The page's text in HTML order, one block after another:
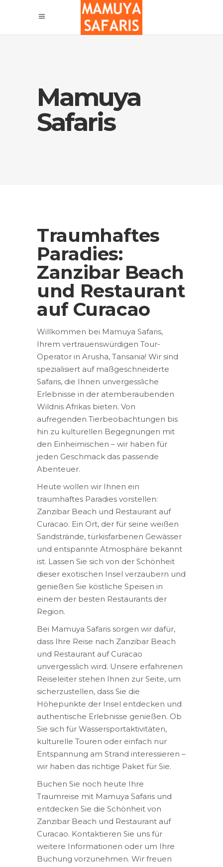
Mamuya
Safaris
Traumhaftes
Paradies:
Zanzibar Beach
und Restaurant
auf Curacao
Willkommen bei Mamuya Safaris,
Ihrem vertrauenswürdigen Tour-
Operator in Arusha, Tansania! Wir sind
spezialisiert auf maßgeschneiderte
Safaris, die Ihnen unvergessliche
Erlebnisse in der atemberaubenden
Wildnis Afrikas bieten. Von
aufregenden Tierbeobachtungen bis
hin zu kulturellen Begegnungen mit
den Einheimischen – wir haben für
jeden Geschmack das passende
Abenteuer.
Heute wollen wir Ihnen ein
traumhaftes Paradies vorstellen:
Zanzibar Beach und Restaurant auf
Curacao. Ein Ort, der für seine weißen
Sandstrände, türkisfarbenen Gewässer
und entspannte Atmosphäre bekannt
ist. Lassen Sie sich von der Schönheit
dieser exotischen Insel verzaubern und
genießen Sie köstliche Speisen in
einem der besten Restaurants der
Region.
Bei Mamuya Safaris sorgen wir dafür,
dass Ihre Reise nach Zanzibar Beach
und Restaurant auf Curacao
unvergesslich wird. Unsere erfahrenen
Reiseleiter stehen Ihnen zur Seite, um
sicherzustellen, dass Sie die
Höhepunkte der Insel entdecken und
authentische Erlebnisse genießen. Ob
Sie sich für Wassersportaktivitäten,
kulturelle Touren oder einfach nur
Entspannung am Strand interessieren –
wir haben das richtige Paket für Sie.
Buchen Sie noch heute Ihre
Traumreise mit Mamuya Safaris und
entdecken Sie die Schönheit von
Zanzibar Beach und Restaurant auf
Curacao. Kontaktieren Sie uns für
weitere Informationen oder um Ihre
Buchung vorzunehmen. Wir freuen